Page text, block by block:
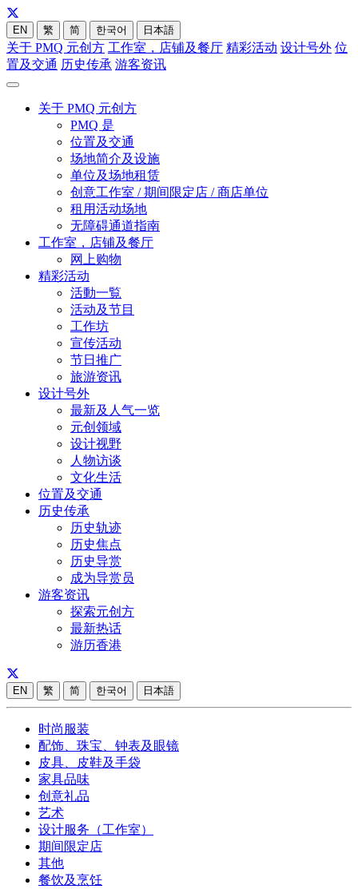
EN 繁 简 한국어 日本語
关于 PMQ 元创方 工作室，店铺及餐厅 精彩活动 设计号外 位
置及交通 历史传承 游客资讯
关于 PMQ 元创方
PMQ 是
位置及交通
场地简介及设施
单位及场地租赁
创意工作室 / 期间限定店 / 商店单位
租用活动场地
无障碍通道指南
工作室，店铺及餐厅
网上购物
精彩活动
活動一覧
活动及节目
工作坊
宣传活动
节日推广
旅游资讯
设计号外
最新及人气一览
元创领域
设计视野
人物访谈
文化生活
位置及交通
历史传承
历史轨迹
历史焦点
历史导赏
成为导赏员
游客资讯
探索元创方
最新热话
游历香港
EN 繁 简 한국어 日本語
时尚服装
配饰、珠宝、钟表及眼镜
皮具、皮鞋及手袋
家具品味
创意礼品
艺术
设计服务（工作室）
期间限定店
其他
餐饮及烹饪